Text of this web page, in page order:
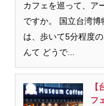
カフェを巡って、ア
ですか。 国立台湾
は、歩いて5分程度
んて どうで...
フ